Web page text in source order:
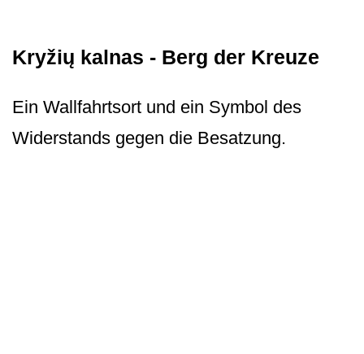
Kryžių kalnas - Berg der Kreuze
Ein Wallfahrtsort und ein Symbol des
Widerstands gegen die Besatzung.